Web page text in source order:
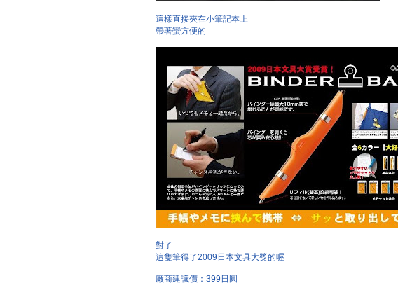
這樣直接夾在小筆記本上
帶著蠻方便的
對了
這隻筆得了2009日本文具大獎的喔
廠商建議價：399日圓